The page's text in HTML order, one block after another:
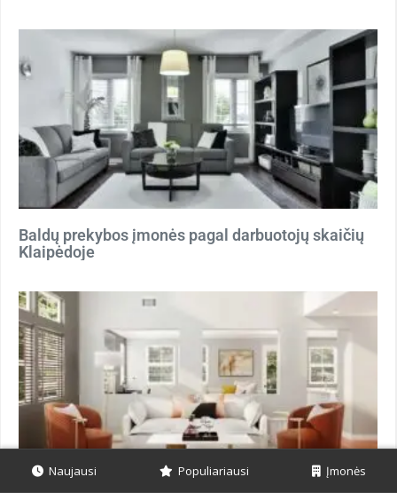
Baldų prekybos įmonės pagal darbuotojų skaičių
Klaipėdoje
Naujausi Populiariausi Įmonės